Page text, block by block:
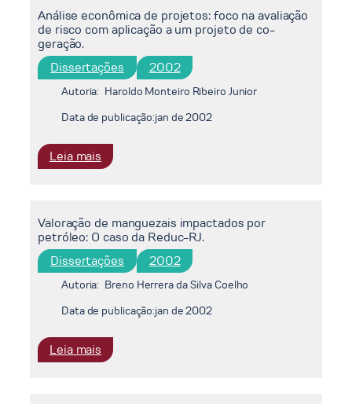
mecanismo
:
gênese,
características
e
para
mecanismo
de
ao
encontro
ou
de
encontro
à
Análise econômica de projetos: foco na avaliação
de risco com aplicação a um projeto de co-
geração.
Dissertações 2002
Autoria: Haroldo Monteiro Ribeiro Junior
Data de publicação:jan de 2002
Leia mais
Análise
projetos:
foco
na
avaliação
de
risco
a
Valoração de manguezais impactados por
petróleo: O caso da Reduc-RJ.
Dissertações 2002
Autoria: Breno Herrera da Silva Coelho
Data de publicação:jan de 2002
Leia mais
Valoração